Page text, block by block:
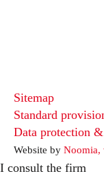
Sitemap
Standard
Data protection
Website by Noomia,
I consult the firm